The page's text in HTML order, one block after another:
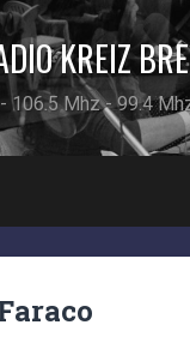
KREIZ
106.5 Mhz - 99.4